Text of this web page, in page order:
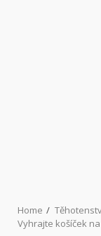
Home
Vyhrajte košíček